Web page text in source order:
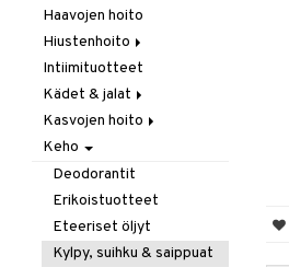
Makeutusaineet
Mausteet & liemet
Muut
Öljy & rasva
Pähkinä- & siementahnoja
Patukat
Rawfood
Säilytys
Snacks
Suklaa
Aurinkovoiteet
Huulet
Haavojen hoito
Hiustenhoito
Erikoistuotteet
Hoitoaineet
Sampoot
Intiimituotteet
Kädet & jalat
Jalkojen hoito
Käsien hoito
Muut tarvikkeet
Kasvojen hoito
Erikoistuotteet
Parranajotuotteet
Puhdistaminen
Silmänympärysvoiteet
Voiteet
Keho
Deodorantit
Erikoistuotteet
Eteeriset öljyt
Kylpy, suihku & saippuat